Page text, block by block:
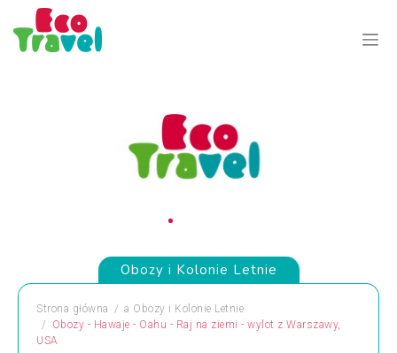
Obozy i Kolonie Letnie
Strona główna a Obozy i Kolonie Letnie
Obozy - Hawaje - Oahu - Raj na ziemi - wylot z Warszawy,
USA